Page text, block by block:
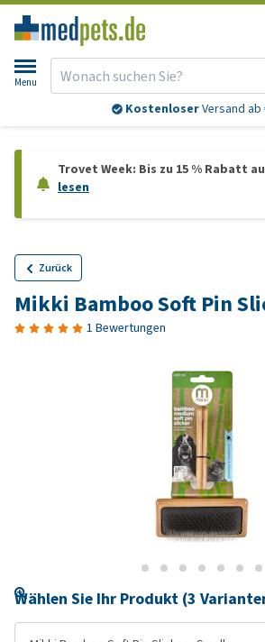
Menu
KostenloserVersand ab
Trovet Week: Bis zu 15 % Rabatt
lesen
Zurück
Mikki Bamboo Soft Pin
1 Bewertungen
Wählen Sie Ihr Produkt (3